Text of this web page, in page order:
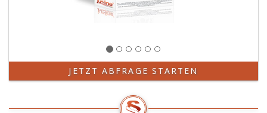
JETZT ABFRAGE STARTEN